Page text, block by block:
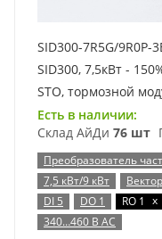
SID300-7R5G/
SID300, 7,5кВт -
STO, тормозной
Есть в наличии:
Склад АйДи 76 шт
Преобразователь
7,5 кВт/9 кВт
DI 5
DO 1 RO 1 x
340…460 В AC